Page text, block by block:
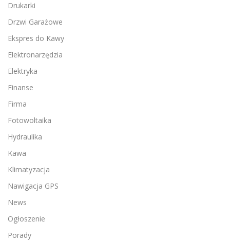
Drukarki
Drzwi Garażowe
Ekspres do Kawy
Elektronarzędzia
Elektryka
Finanse
Firma
Fotowoltaika
Hydraulika
Kawa
Klimatyzacja
Nawigacja GPS
News
Ogłoszenie
Porady